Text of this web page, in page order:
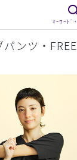
ンツ・FREE